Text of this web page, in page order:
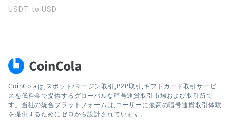
USDT to USD
CoinColaは,スポット/マージン取引,P2P取引,ギフトカード取引サービ
スを低料金で提供するグローバルな暗号通貨取引市場および取引所で
す。当社の統合プラットフォームは,ユーザーに最高の暗号通貨取引体験
を提供するためにゼロから設計されています。